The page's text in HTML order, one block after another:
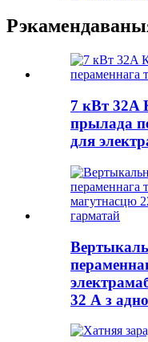
7 кВт 32A
прылада
для
32 А з